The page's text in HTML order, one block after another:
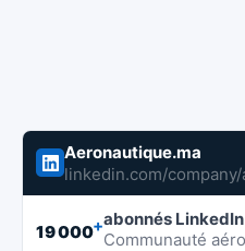
Aeronautique.ma
linkedin.com/
19 000+abonnés LinkedIn
Communauté